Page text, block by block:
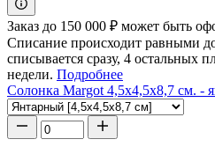
Заказ до 150 000 ₽ может быть
Списание происходит равными
списывается сразу, 4 остальных
недели. Подробнее
Солонка Margot 4,5x4,5x8,7 см. -